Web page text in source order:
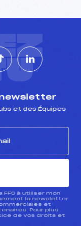
et des Équipes
FFS à utiliser mon
la newsletter
et
Pour plus
de vos droits et